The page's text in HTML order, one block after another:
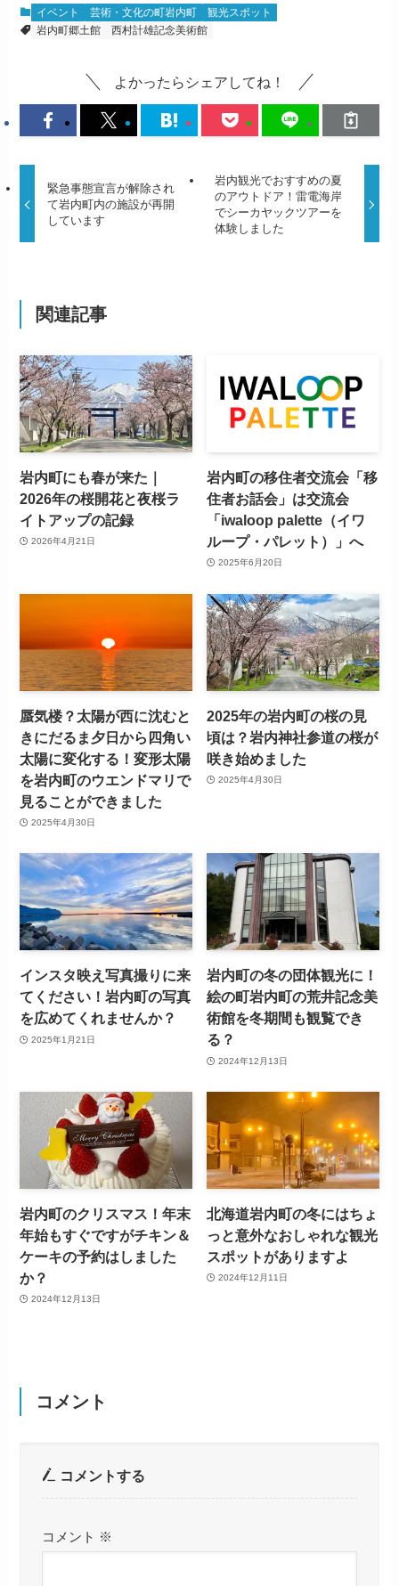
イベント 芸術・文化の町岩内町
観光スポット
岩内町郷土館
西村計雄記念美術館
よかったらシェアしてね！
緊急事態宣言が解除され
て岩内町内の施設が再開
しています
岩内観光でおすすめの夏
のアウトドア！雷電海岸
でシーカヤックツアーを
体験しました
関連記事
岩内町にも春が来た｜
2026年の桜開花と夜桜ラ
イトアップの記録
2026年4月21日
岩内町の移住者交流会「移
住者お話会」は交流会
「iwaloop palette（イワ
ループ・パレット）」へ
2025年6月20日
蜃気楼？太陽が西に沈むと
きにだるま夕日から四角い
太陽に変化する！変形太陽
を岩内町のウエンドマリで
見ることができました
2025年4月30日
2025年の岩内町の桜の見
頃は？岩内神社参道の桜が
咲き始めました
2025年4月30日
インスタ映え写真撮りに来
てください！岩内町の写真
を広めてくれませんか？
2025年1月21日
岩内町の冬の団体観光に！
絵の町岩内町の荒井記念美
術館を冬期間も観覧でき
る？
2024年12月13日
岩内町のクリスマス！年末
年始もすぐですがチキン＆
ケーキの予約はしました
か？
2024年12月13日
北海道岩内町の冬にはちょ
っと意外なおしゃれな観光
スポットがありますよ
2024年12月11日
コメント
コメントする
コメント ※